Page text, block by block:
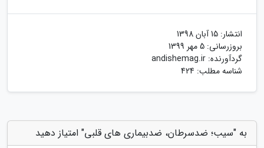
انتشار: 15 آبان 1398
بروزرسانی: 5 مهر 1399
گردآورنده: andishemag.ir
شناسه مطلب: 424
به "سیب؛ ضدسرطان، ضدبیماری های قلبی" امتیاز دهید